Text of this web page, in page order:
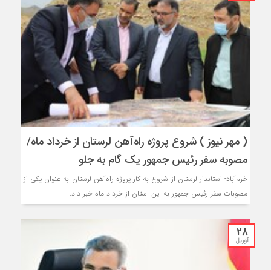
( مهر نیوز ) شروع پروژه راه‌آهن لرستان از خرداد ماه/
مصوبه سفر رئیس جمهور یک گام به جلو
خرم‌آباد- استاندار لرستان از شروع به کار پروژه راه‌آهن لرستان به عنوان یکی از
مصوبات سفر رئیس جمهور به این استان از خرداد ماه خبر داد.
28
آوریل